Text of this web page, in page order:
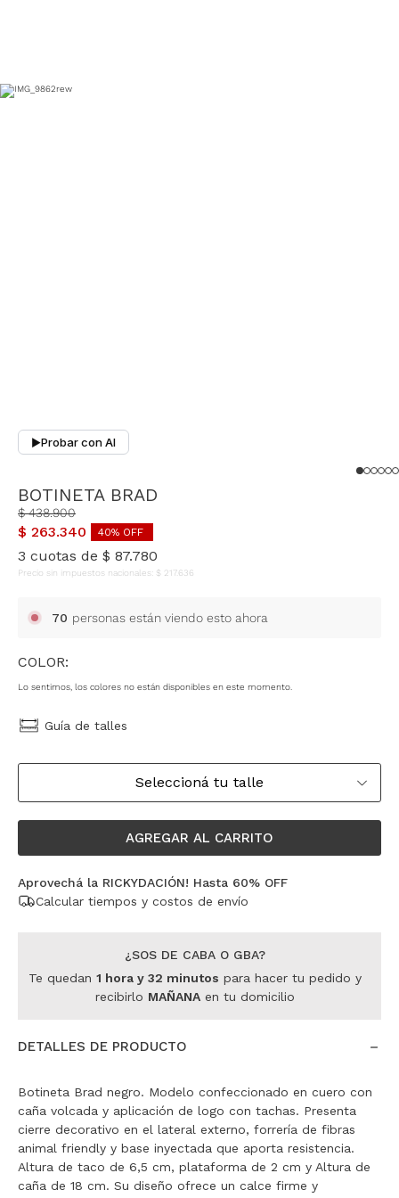
▶Probar con AI
BOTINETA BRAD
$ 438.900
$ 263.340 40% OFF
3 cuotas de $ 87.780
Precio sin impuestos nacionales: $ 217.636
70 personas están viendo esto ahora
COLOR:
Lo sentimos, los colores no están disponibles en este momento.
Guía de talles
Seleccioná tu talle
AGREGAR AL CARRITO
Aprovechá la RICKYDACIÓN! Hasta 60% OFF
Calcular tiempos y costos de envío
¿SOS DE CABA O GBA?
Te quedan 1 hora y 32 minutos para hacer tu pedido y
recibirlo MAÑANA en tu domicilio
DETALLES DE PRODUCTO
Botineta Brad negro. Modelo confeccionado en cuero con
caña volcada y aplicación de logo con tachas. Presenta
cierre decorativo en el lateral externo, forrería de fibras
animal friendly y base inyectada que aporta resistencia.
Altura de taco de 6,5 cm, plataforma de 2 cm y Altura de
caña de 18 cm. Su diseño ofrece un calce firme y